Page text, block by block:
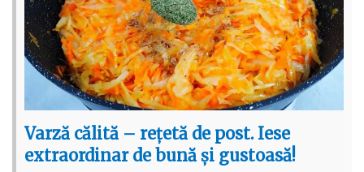
Varză călită – rețetă de post. Iese
extraordinar de bună și gustoasă!